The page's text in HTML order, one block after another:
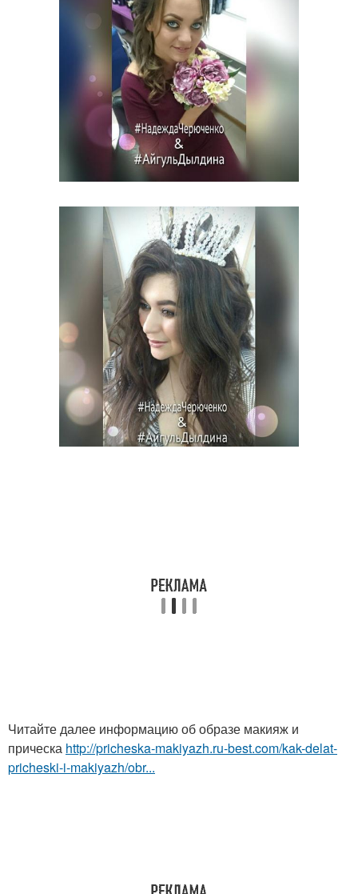
Читайте далее информацию об образе макияж и
прическа http://pricheska-makiyazh.ru-best.com/kak-delat-
pricheski-i-makiyazh/obr...